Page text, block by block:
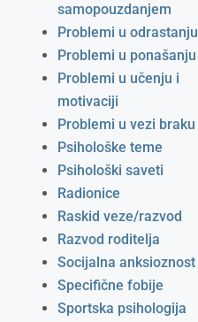
samopouzdanjem
Problemi u odrastanju
Problemi u ponašanju
Problemi u učenju i
motivaciji
Problemi u vezi braku
Psihološke teme
Psihološki saveti
Radionice
Raskid veze/razvod
Razvod roditelja
Socijalna anksioznost
Specifične fobije
Sportska psihologija